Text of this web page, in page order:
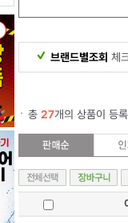
브랜드별조회 체
총 27개의 상품이 등